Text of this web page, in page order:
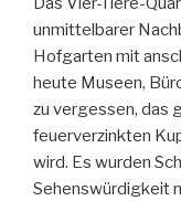
unmittelbarer
Hofgarten mit
heute Museen,
zu vergessen, das
feuerverzinkten
wird. Es wurden
Sehenswürdigkeit